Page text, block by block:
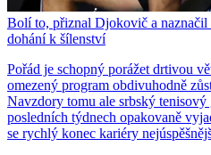
Bolí to, přiznal Djokovič a
dohání k šílenství
Pořád je schopný porážet drtivou
omezený program obdivuhodně
Navzdory tomu ale srbský
posledních týdnech opakovaně
se rychlý konec kariéry